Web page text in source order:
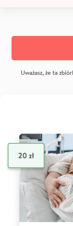
Uważasz, że ta